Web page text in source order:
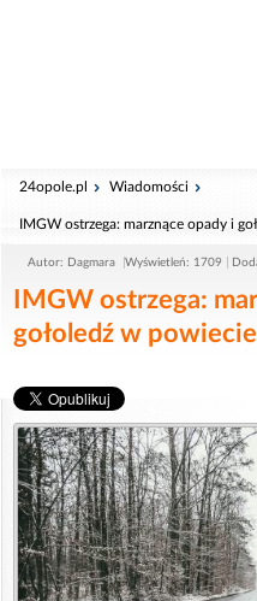
24opole.pl Wiadomości
IMGW ostrzega: marznące opady i
Autor: Dagmara Wyświetleń: 1709
IMGW ostrzega:
gołoledź w